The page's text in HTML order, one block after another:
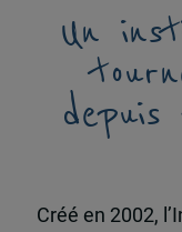
Un
Créé en 2002,